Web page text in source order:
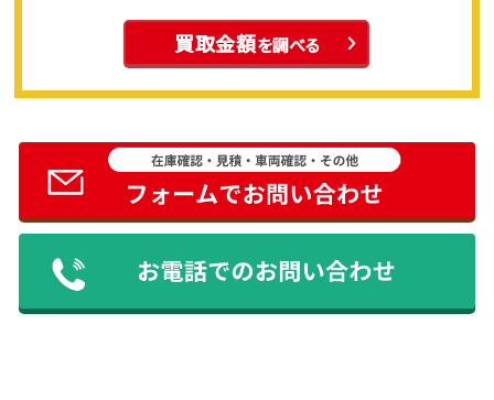
買取金額を調べる